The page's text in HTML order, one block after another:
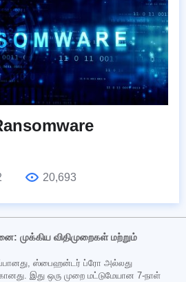
20,693
முக்கிய விதிமுறைகள் மற்றும்
ஸ்பைஹன்டர் ப்ரோ அல்லது
இது ஒரு முறை மட்டுமேயான 7-நாள்